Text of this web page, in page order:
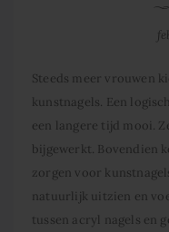
Steeds meer vrouwen
kunstnagels. Een
een langere tijd mooi.
bijgewerkt. Bovendien
zorgen voor
natuurlijk uitzien en
tussen acryl nagels en